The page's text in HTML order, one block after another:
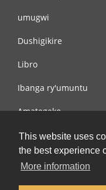
This website uses
the best experience
More information
umugwi
Dushigikire
Libro
Ibanga ry'umuntu
Amategeko
Turondere